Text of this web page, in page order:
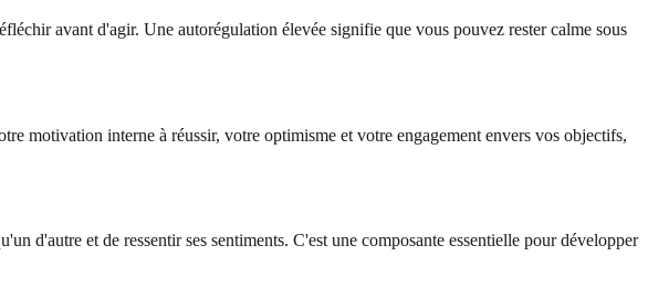
avant d'agir. Une autorégulation élevée signifie que vous pouvez rester calme sous
motivation interne à réussir, votre optimisme et votre engagement envers vos objectifs,
d'autre et de ressentir ses sentiments. C'est une composante essentielle pour développer